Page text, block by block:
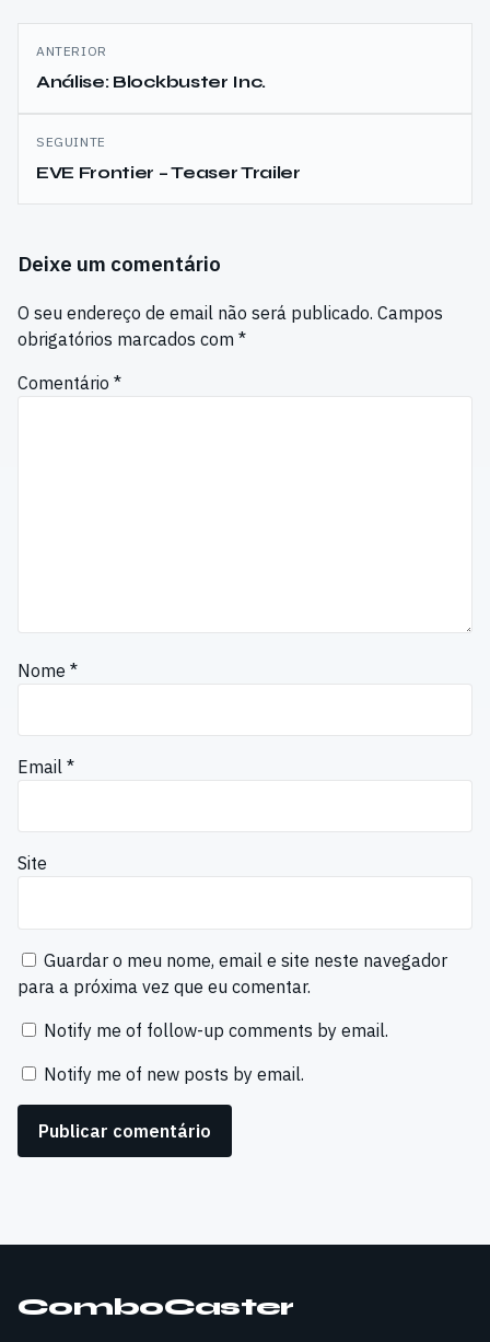
Navegação
de
artigos
ANTERIOR
Análise: Blockbuster Inc.
SEGUINTE
EVE Frontier – Teaser Trailer
Deixe um comentário
O seu endereço de email não será publicado. Campos
obrigatórios marcados com *
Comentário *
Nome *
Email *
Site
Guardar o meu nome, email e site neste navegador
para a próxima vez que eu comentar.
Notify me of follow-up comments by email.
Notify me of new posts by email.
ComboCaster